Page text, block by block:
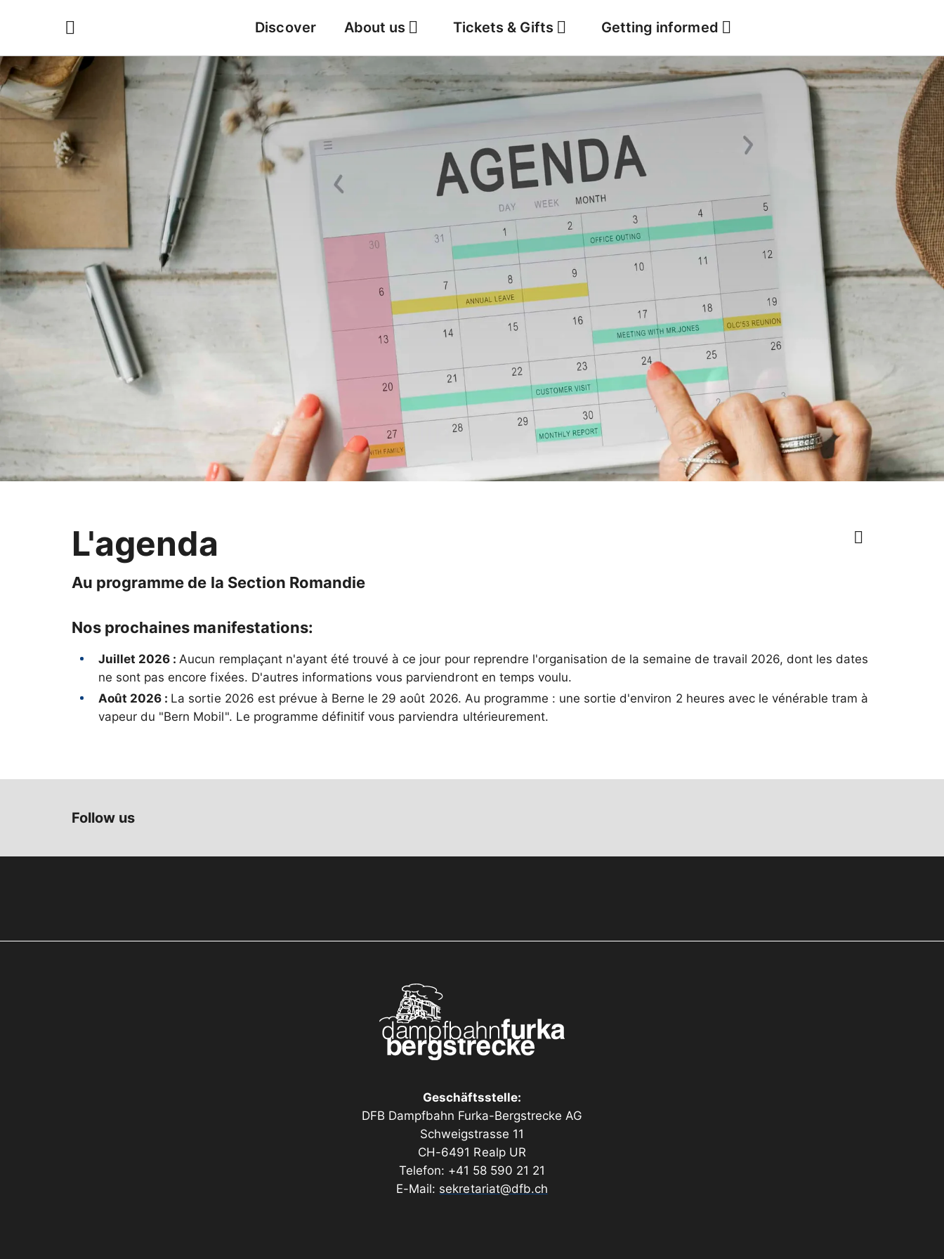
Discover About us Tickets & Gifts Getting informed
Jobs Weather
L'agenda
Au programme de la Section Romandie
Nos prochaines manifestations:
Juillet 2026 :Aucun remplaçant n'ayant été trouvé à ce jour pour reprendre l'organisation de la semaine de travail 2026, dont les dates
ne sont pas encore fixées. D'autres informations vous parviendront en temps voulu.
Août 2026 : La sortie 2026 est prévue à Berne le 29 août 2026. Au programme : une sortie d'environ 2 heures avec le vénérable tram à
vapeur du "Bern Mobil". Le programme définitif vous parviendra ultérieurement.
Follow us
Geschäftsstelle:
DFB Dampfbahn Furka-Bergstrecke AG
Schweigstrasse 11
CH-6491 Realp UR
Telefon: +41 58 590 21 21
E-Mail: sekretariat@dfb.ch